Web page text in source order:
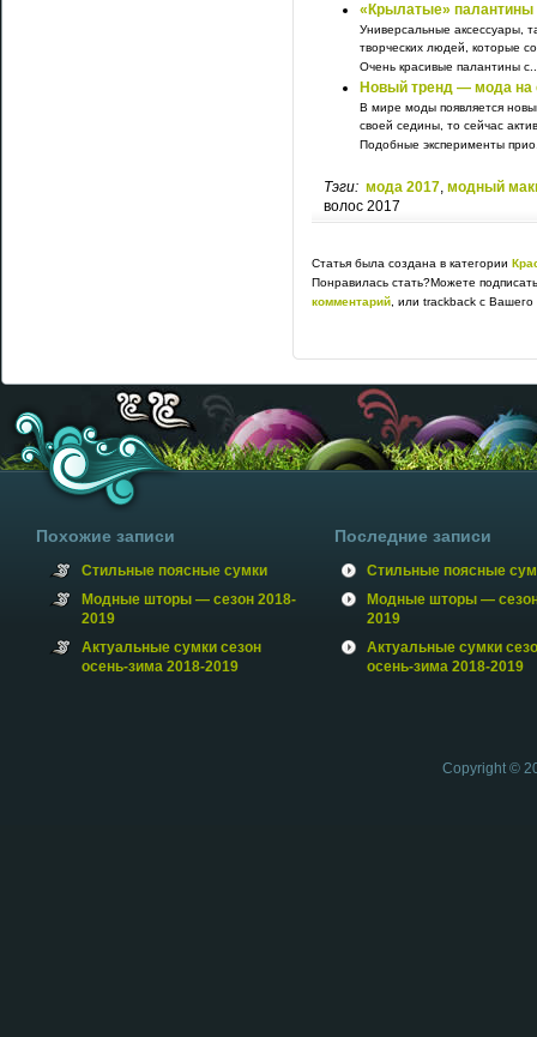
«Крылатые» палантины
Универсальные аксессуары,
творческих людей, которые
Очень красивые палантины
Новый тренд — мода
В мире моды появляется
своей седины, то сейчас
Подобные эксперименты
Тэги: мода 2017, модный
волос 2017
Статья была создана в категории
Понравилась стать?Можете
комментарий , или trackback с Вашего
Похожие записи
Стильные поясные сумки
Модные шторы — сезон 2018-
2019
Актуальные сумки сезон
осень-зима 2018-2019
Последние записи
Стильные поясные
Модные шторы —
2019
Актуальные сумки
осень-зима 2018-2019
Copyright ©